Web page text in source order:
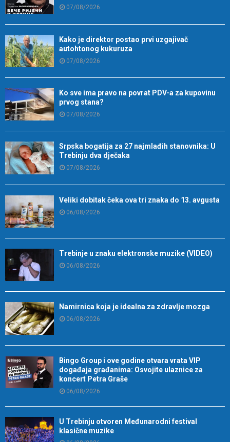
07/08/2026
Kako je direktor postao prvi uzgajivač
autohtonog kukuruza
07/08/2026
Ko sve ima pravo na povrat PDV-a za kupovinu
prvog stana?
07/08/2026
Srpska bogatija za 27 najmlađih stanovnika: U
Trebinju dva dječaka
07/08/2026
Veliki dobitak čeka ova tri znaka do 13. avgusta
06/08/2026
Trebinje u znaku elektronske muzike (VIDEO)
06/08/2026
Namirnica koja je idealna za zdravlje mozga
06/08/2026
Bingo Group i ove godine otvara vrata VIP
događaja građanima: Osvojite ulaznice za
koncert Petra Graše
06/08/2026
U Trebinju otvoren Međunarodni festival
klasične muzike